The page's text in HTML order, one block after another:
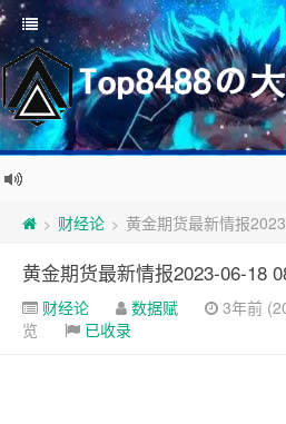
> 财经论 > 黄金期货最新情报
黄金期货最新情报2023-06-18
财经论 数据赋 3年前
览
已收录